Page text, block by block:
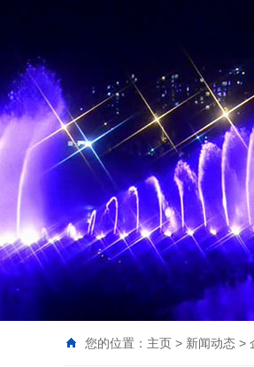
您的位置： 主页 > 新闻动态 >